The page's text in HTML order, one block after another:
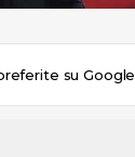
su Google